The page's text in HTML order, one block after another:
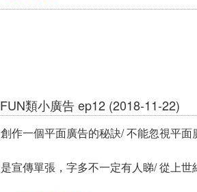
FUN類小廣告 ep12 (2018-11-22)
創作一個平面廣告的秘訣/ 不能忽視平
是宣傳單張，字多不一定有人睇/ 從上